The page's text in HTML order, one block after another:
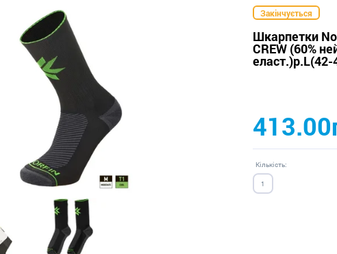
Закінчується
Шкарпетки
CREW (60%
еласт.)р.L(42-
Кількість: